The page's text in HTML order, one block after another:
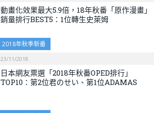
動畫化效果最大5.9倍，18年秋番「原作漫畫」
銷量排行BEST5：1位轉生史萊姆
2018年秋季新番
23/11/2018
日本網友票選「2018年秋番OPED排行」
TOP10：第2位君のせい、第1位ADAMAS